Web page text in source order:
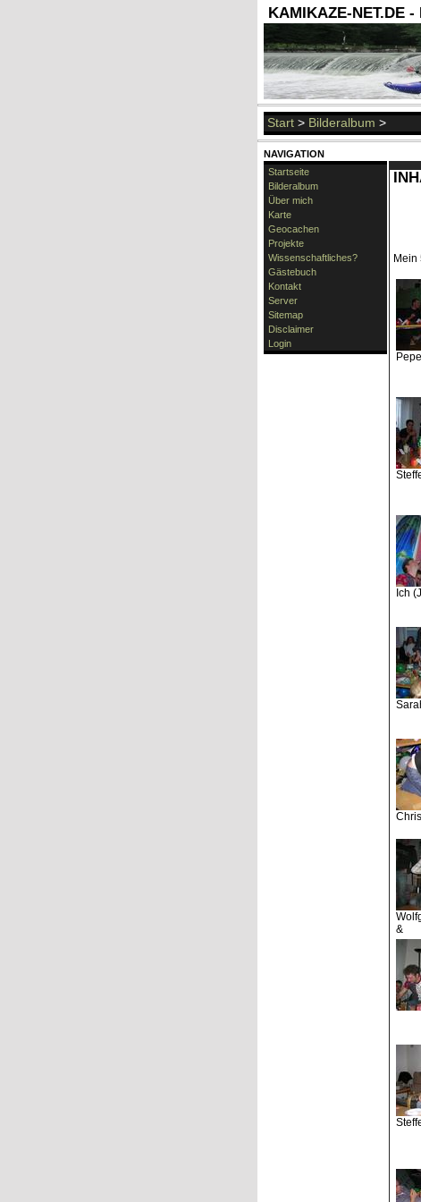
KAMIKAZE-NET.DE
Start > Bilderalbum >
NAVIGATION
Startseite
Bilderalbum
Über mich
Karte
Geocachen
Projekte
Wissenschaftliches?
Gästebuch
Kontakt
Server
Sitemap
Disclaimer
Login
Mein
Ich
&